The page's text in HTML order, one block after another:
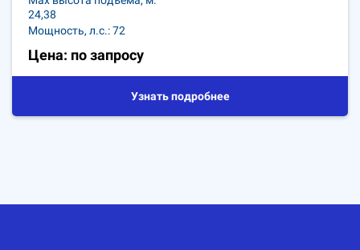
24,38
Мощность, л.с.: 72
Цена: по запросу
Узнать подробнее